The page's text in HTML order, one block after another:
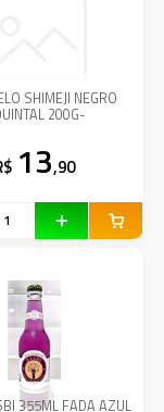
SHIMEJI NEGRO
200G-
13,90
355ML FADA AZUL